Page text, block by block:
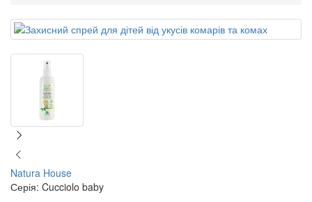
Natura House
Серія: Cucciolo baby